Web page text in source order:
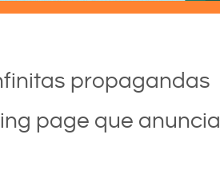
propagandas
page que anuncia